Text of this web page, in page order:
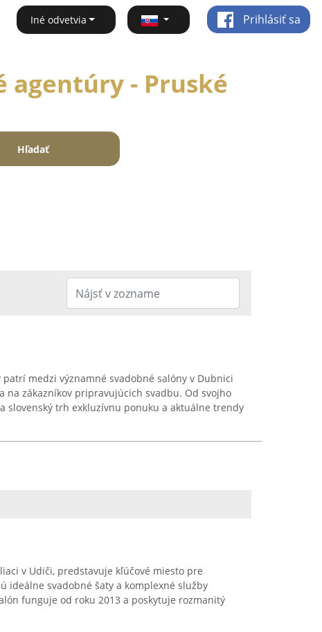
Iné odvetvia Prihlásiť sa
agentúry - Pruské
Hľadať
medzi významné svadobné salóny v Dubnici
na zákazníkov pripravujúcich svadbu. Od svojho
slovenský trh exkluzívnu ponuku a aktuálne trendy
v Udiči, predstavuje kľúčové miesto pre
ideálne svadobné šaty a komplexné služby
funguje od roku 2013 a poskytuje rozmanitý